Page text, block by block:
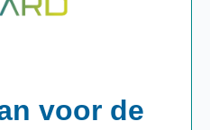
voor de